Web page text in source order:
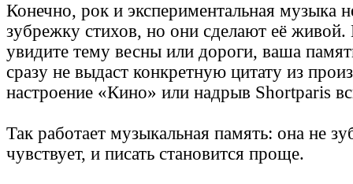
Конечно, рок и экспериментальная музыка
зубрежку стихов, но они сделают её
увидите тему весны или дороги, ваша
сразу не выдаст конкретную цитату из
настроение «Кино» или надрыв Shortparis
Так работает музыкальная память: она не
чувствует, и писать становится проще.